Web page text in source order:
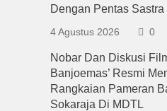
Dengan Pentas Sastra
4 Agustus 2026 0
Nobar Dan Diskusi
Banjoemas’ Resmi
Rangkaian Pameran
Sokaraja Di MDTL